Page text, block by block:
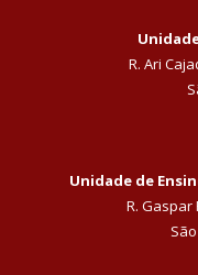
R. Ari
Unidade de
R. Gaspar